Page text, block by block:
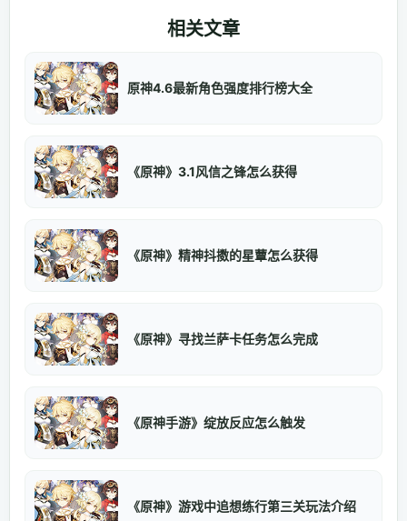
相关文章
原神4.6最新角色强度排行榜大全
《原神》3.1风信之锋怎么获得
《原神》精神抖擞的星蕈怎么获得
《原神》寻找兰萨卡任务怎么完成
《原神手游》绽放反应怎么触发
《原神》游戏中追想练行第三关玩法介绍